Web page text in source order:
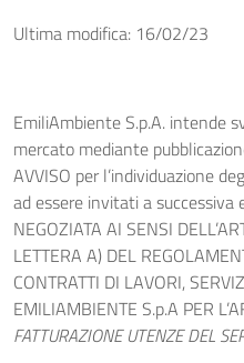
Ultima modifica: 16/02/23
EmiliAmbiente S.p.A. intende
mercato mediante
AVVISO per l’individuazione
ad essere invitati a successiva
NEGOZIATA AI SENSI
LETTERA A) DEL
CONTRATTI DI LAVORI,
EMILIAMBIENTE S.p.A PER
FATTURAZIONE UTENZE DEL